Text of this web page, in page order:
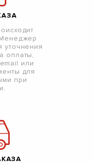
уточнения
оплаты,
или
для
при